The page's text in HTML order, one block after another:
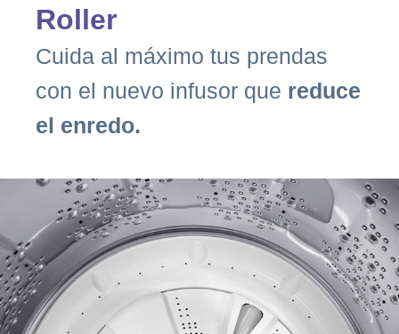
Roller
Cuida al máximo tus prendas
con el nuevo infusor que reduce
el enredo.